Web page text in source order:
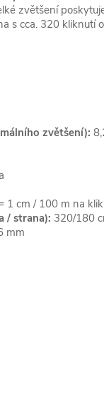
zvětšení
s cca. 320 kliknutí
zvětšení):
1 cm / 100 m na
/ strana): 320/180
mm